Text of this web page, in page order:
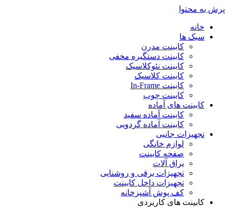
پرش به محتوا
خانه
سبک ها
کابینت مدرن
کابینت دستگیره مخفی
کابینت نئوکلاسیک
کابینت کلاسیک
کابینت In-Frame
کابینت چوب
کابینت های آماده
کابینت آماده سفید
کابینت آماده گردویی
تجهیزات جانبی
لوازم خانگی
صفحه کابینت
یراق آلات
تجهیزات برقی و روشنایی
تجهیزات داخل کابینت
کف پوش آشپزخانه
کابینت های کاربردی